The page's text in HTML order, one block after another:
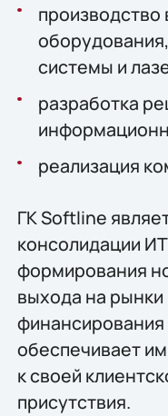
производство
системы и
разработка
реализация
ГК Softline
консолидации
формирования
выхода на рынки
обеспечивает
к своей
присутствия.